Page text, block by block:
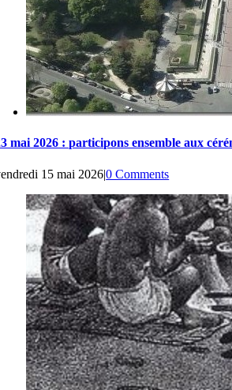
mai 2026 : participons ensemble aux
15 mai 2026|0 Comments